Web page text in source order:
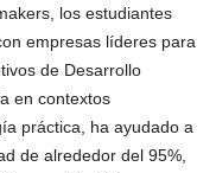
los estudiantes
empresas líderes para
de Desarrollo
en contextos
práctica, ha ayudado a
de alrededor del 95%,